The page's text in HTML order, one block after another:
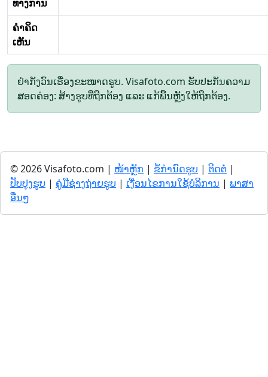
ທາງການ
ຄໍາຄິດ
ເຫັນ
ຢ່າກັງວົນເຣື່ອງຂະໜາດຮູບ. Visafoto.com ຮັບປະກັນຄວາມ
ສອດຄ່ອງ: ສ້າງຮູບທີ່ຖືກຕ້ອງ ແລະ ແກ້ພື້ນຫຼັງໃຫ້ຖືກຕ້ອງ.
© 2026 Visafoto.com | ໜ້າຫຼັກ | ຂໍ້ກໍານົດຮູບ | ຕິດຕໍ່ |
ປັບປຸງຮູບ | ຄູ່ມືຊ່າງຖ່າຍຮູບ | ເງື່ອນໄຂການໃຊ້ບໍລິການ | ພາສາ
ອື່ນໆ